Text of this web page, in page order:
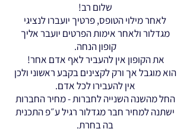
שלום רב!
לאחר מילוי הטופס, פרטיך יועברו לנציגי
מגדלור ולאחר אימות הפרטים יועבר אליך
קופון הנחה.
את הקופון אין להעביר לאף אדם אחר!
הוא מוגבל אך ורק לקצינים בקבע ראשוני ולכן
אין להעבירו לכל אדם.
החל מהשנה השנייה לחברות - מחיר החברות
ישתנה למחיר חבר מגדלור רגיל ע״פ התכנית
בה בחרת.